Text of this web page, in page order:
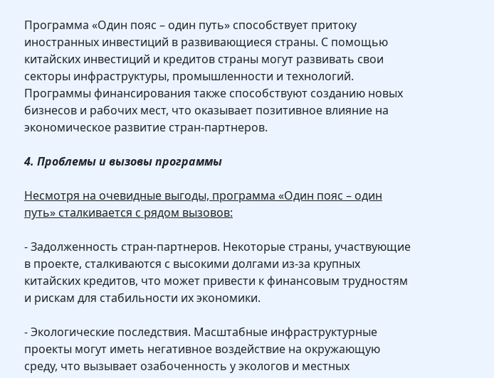
Программа «Один пояс – один путь» способствует притоку
иностранных инвестиций в развивающиеся страны. С помощью
китайских инвестиций и кредитов страны могут развивать свои
секторы инфраструктуры, промышленности и технологий.
Программы финансирования также способствуют созданию новых
бизнесов и рабочих мест, что оказывает позитивное влияние на
экономическое развитие стран-партнеров.
4. Проблемы и вызовы программы
Несмотря на очевидные выгоды, программа «Один пояс – один
путь» сталкивается с рядом вызовов:
- Задолженность стран-партнеров. Некоторые страны, участвующие
в проекте, сталкиваются с высокими долгами из-за крупных
китайских кредитов, что может привести к финансовым трудностям
и рискам для стабильности их экономики.
- Экологические последствия. Масштабные инфраструктурные
проекты могут иметь негативное воздействие на окружающую
среду, что вызывает озабоченность у экологов и местных